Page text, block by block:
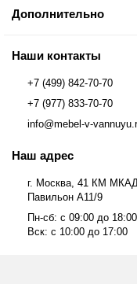
Дополнительно
Наши контакты
+7 (499) 842-70-70
+7 (977) 833-70-70
info@mebel-v-
Наш адрес
г. Москва, 41 КМ
Павильон А11/9
Пн-сб: с 09:00 до
Вск: с 10:00 до 17:00